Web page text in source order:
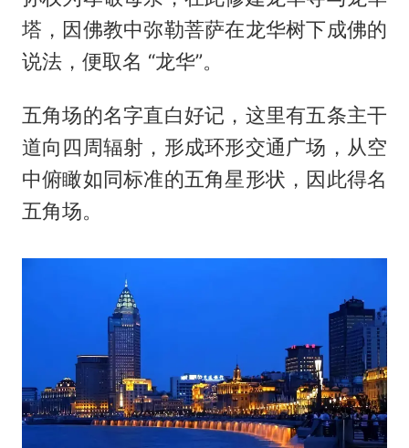
塔，因佛教中弥勒菩萨在龙华树下成佛的
说法，便取名 “龙华”。
五角场的名字直白好记，这里有五条主干
道向四周辐射，形成环形交通广场，从空
中俯瞰如同标准的五角星形状，因此得名
五角场。